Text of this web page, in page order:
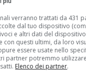
che il presidente
Cirio ha appena
del presidente del
al
verranno trattati da 431
dal tuo dispositivo
e altri dati del
con questi ultimi, da loro
essere usate nello
partner potremmo
Elenco dei partner.